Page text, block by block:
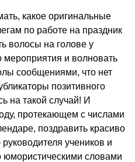
какое оригинальные
по работе на праздник
волосы на голове у
мероприятия и волновать
сообщениями, что нет
позитивного
на такой случай! И
протекающем с числами
поздравить красиво
учеников и
юмористическими словами